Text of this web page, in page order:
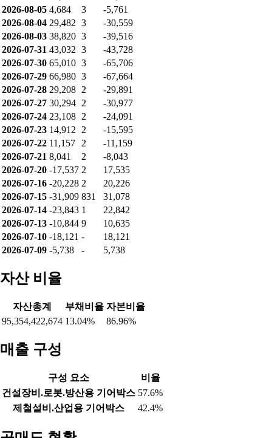
개인: -4,642
기관: 0
외인: 4,492
누적 순매수량
개인: -229,448
기관: 2,625
외인: 229,019
순매수
날짜 개인 기관
외인
2026-08-07 -4,642 -
4,492
2026-08-06 10,234 -
-11,504
2026-08-05 -24,798 -
24,798
2026-08-03
-4,212
2026-07-30 -1,970 -
1,958
2026-07-29 37,772 1
-37,773
2026-07-27 7,186
2026-07-24
8,196
3,755 -
3,116 -
2026-07-21 25,578 -
-25,578
2026-07-20 2,691 -
-2,691